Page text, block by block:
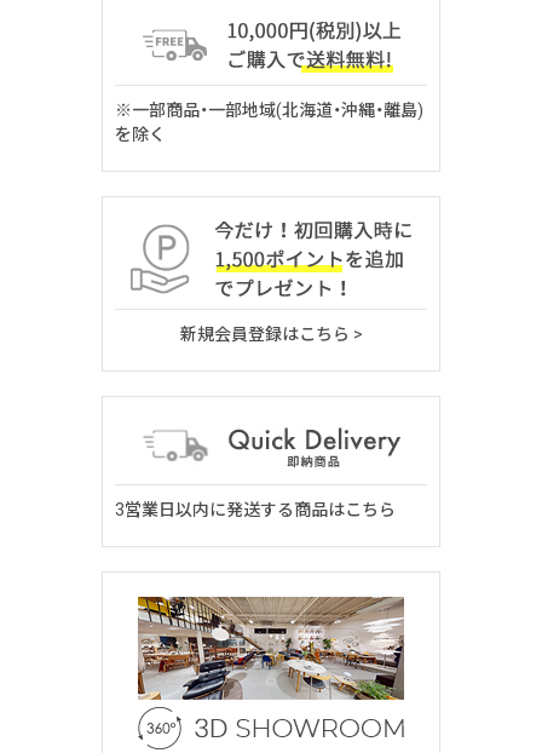
※一部商品・一部地域(北海道・沖縄・離島)
を除く
新規会員登録はこちら >
3営業日以内に発送する商品はこちら